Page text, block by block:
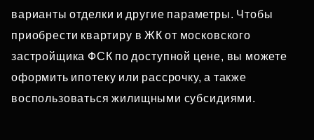
варианты отделки и другие параметры. Чтобы
приобрести квартиру в ЖК от московского
застройщика ФСК по доступной цене, вы можете
оформить ипотеку или рассрочку, а также
воспользоваться жилищными субсидиями.